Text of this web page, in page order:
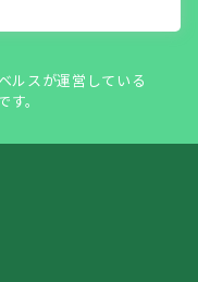
ルスが運営している
。